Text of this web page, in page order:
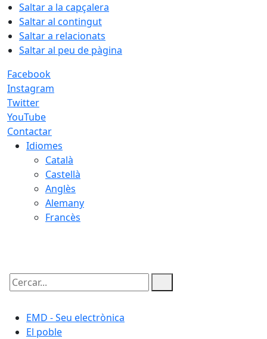
Saltar a la capçalera
Saltar al contingut
Saltar a relacionats
Saltar al peu de pàgina
Facebook
Instagram
Twitter
YouTube
Contactar
Idiomes
Català
Castellà
Anglès
Alemany
Francès
Cercar:
EMD - Seu electrònica
El poble